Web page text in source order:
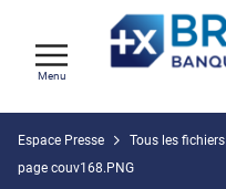
Menu
Espace Presse Tous les fichiers
page couv168.PNG